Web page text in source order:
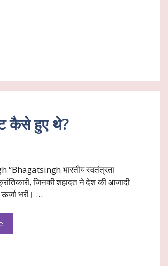
कैसे हुए थे?
“Bhagatsingh भारतीय स्वतंत्रता
जिनकी शहादत ने देश की आजादी
भरी। …